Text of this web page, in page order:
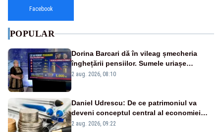
Facebook
POPULAR
Dorina Barcari dă în vileag șmecheria
înghețării pensiilor. Sumele uriașe
pierdute de fiecare român
2 aug. 2026, 08:10
Daniel Udrescu: De ce patrimoniul va
deveni conceptul central al economiei
viitoare?
2 aug. 2026, 09:22